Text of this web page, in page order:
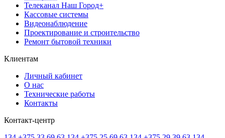
Телеканал Наш Город+
Кассовые системы
Видеонаблюдение
Проектирование и строительство
Ремонт бытовой техники
Клиентам
Личный кабинет
О нас
Технические работы
Контакты
Контакт-центр